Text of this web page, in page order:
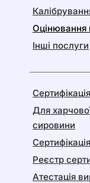
Оцінювання
Інші послуги
Сертифікація
Для
сировини
Реєстр
Атестація